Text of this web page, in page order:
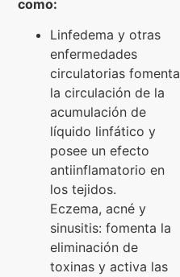
como:
Linfedema y otras
enfermedades
circulatorias fomenta
la circulación de la
acumulación de
líquido linfático y
posee un efecto
antiinflamatorio en
los tejidos.
Eczema, acné y
sinusitis: fomenta la
eliminación de
toxinas y activa las